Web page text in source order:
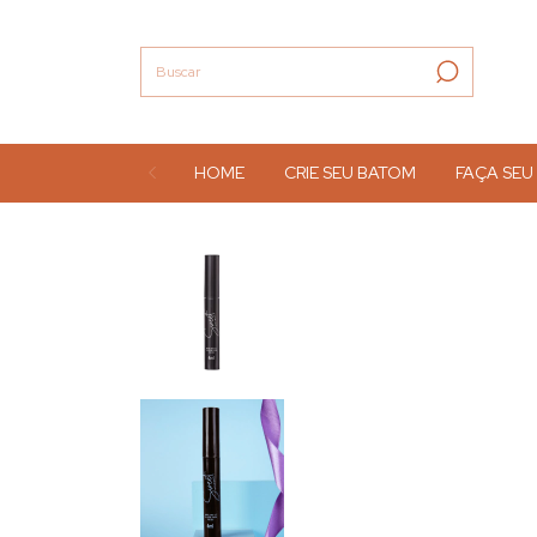
HOME CRIE SEU BATOM FAÇA SEU